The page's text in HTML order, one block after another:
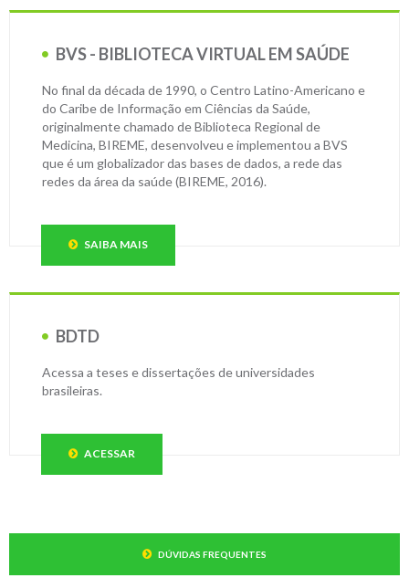
BVS - BIBLIOTECA VIRTUAL EM SAÚDE
No final da década de 1990, o Centro Latino-Americano e
do Caribe de Informação em Ciências da Saúde,
originalmente chamado de Biblioteca Regional de
Medicina, BIREME, desenvolveu e implementou a BVS
que é um globalizador das bases de dados, a rede das
redes da área da saúde (BIREME, 2016).
SAIBA MAIS
BDTD
Acessa a teses e dissertações de universidades
brasileiras.
ACESSAR
DÚVIDAS FREQUENTES